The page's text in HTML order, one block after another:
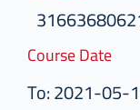
Course Date
To: 2021-05-